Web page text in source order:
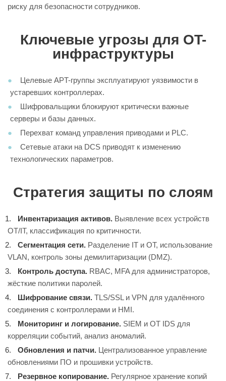
риску для безопасности сотрудников.
Ключевые угрозы для OT-
инфраструктуры
Целевые APT-группы эксплуатируют уязвимости в
устаревших контроллерах.
Шифровальщики блокируют критически важные
серверы и базы данных.
Перехват команд управления приводами и PLC.
Сетевые атаки на DCS приводят к изменению
технологических параметров.
Стратегия защиты по слоям
Инвентаризация активов. Выявление всех устройств
OT/IT, классификация по критичности.
Сегментация сети. Разделение IT и OT, использование
VLAN, контроль зоны демилитаризации (DMZ).
Контроль доступа. RBAC, MFA для администраторов,
жёсткие политики паролей.
Шифрование связи. TLS/SSL и VPN для удалённого
соединения с контроллерами и HMI.
Мониторинг и логирование. SIEM и OT IDS для
корреляции событий, анализ аномалий.
Обновления и патчи. Централизованное управление
обновлениями ПО и прошивки устройств.
Резервное копирование. Регулярное хранение копий